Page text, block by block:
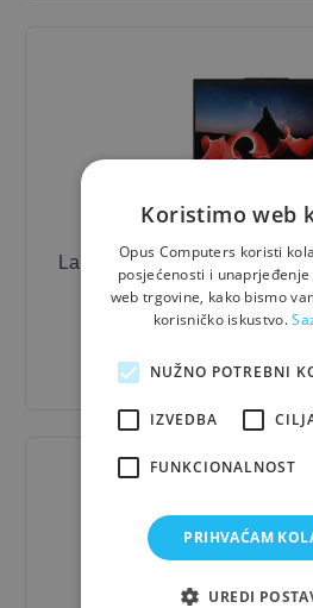
LaptopLenovoThinkPad
GB / 14"
1.271,67 € -
1.144,50
Koristimo web
Opus Computers koristi
posjećenosti i
web trgovine, kako bismo
korisničko iskustvo.
NUŽNO POTREBNI
IZVEDBA
FUNKCIONALNOST
PRIHVAĆAM
UREDI